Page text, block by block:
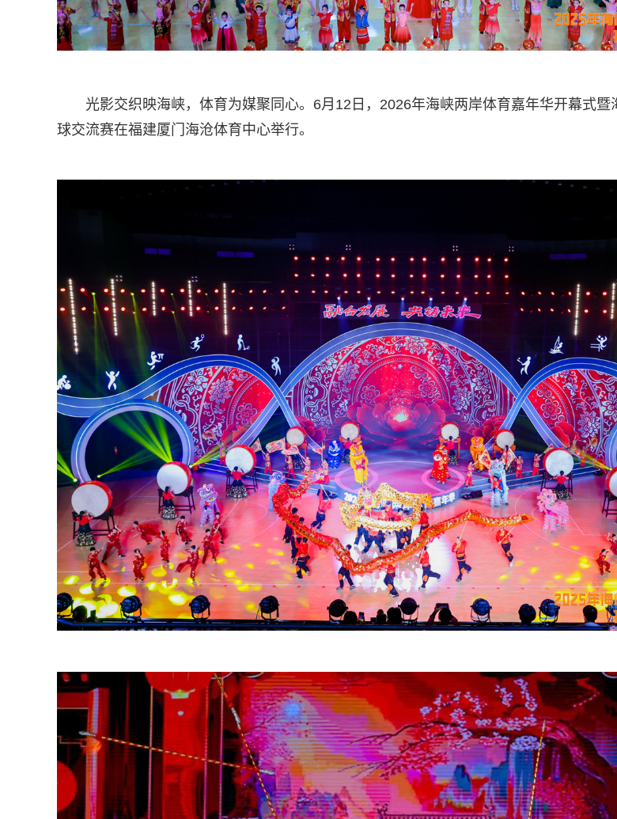
光影交织映海峡，体育为媒聚同心。6月12日，2026年海峡两岸体育嘉年华开幕式暨
球交流赛在福建厦门海沧体育中心举行。